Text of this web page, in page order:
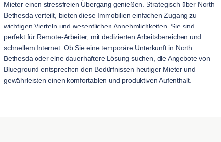
Mieter einen stressfreien Übergang genießen. Strategisch über North
Bethesda verteilt, bieten diese Immobilien einfachen Zugang zu
wichtigen Vierteln und wesentlichen Annehmlichkeiten. Sie sind
perfekt für Remote-Arbeiter, mit dedizierten Arbeitsbereichen und
schnellem Internet. Ob Sie eine temporäre Unterkunft in North
Bethesda oder eine dauerhaftere Lösung suchen, die Angebote von
Blueground entsprechen den Bedürfnissen heutiger Mieter und
gewährleisten einen komfortablen und produktiven Aufenthalt.